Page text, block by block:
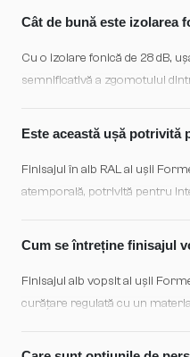
bază solidă care
Cât de bună este izolarea
Cu o izolare fonică de 28 dB,
semnificativă a zgomotului
Această performanță acustică
stratificat, care absoarbe și
Este această ușă
Finisajul în alb RAL al ușii
atemporală, potrivită pentru
cu orice paletă de culori și
decorative din spațiu, oferind o
Cum se întreține finisajul
Finisajul alb vopsit al ușii
curățare regulată cu un
chimice agresive și expunerea